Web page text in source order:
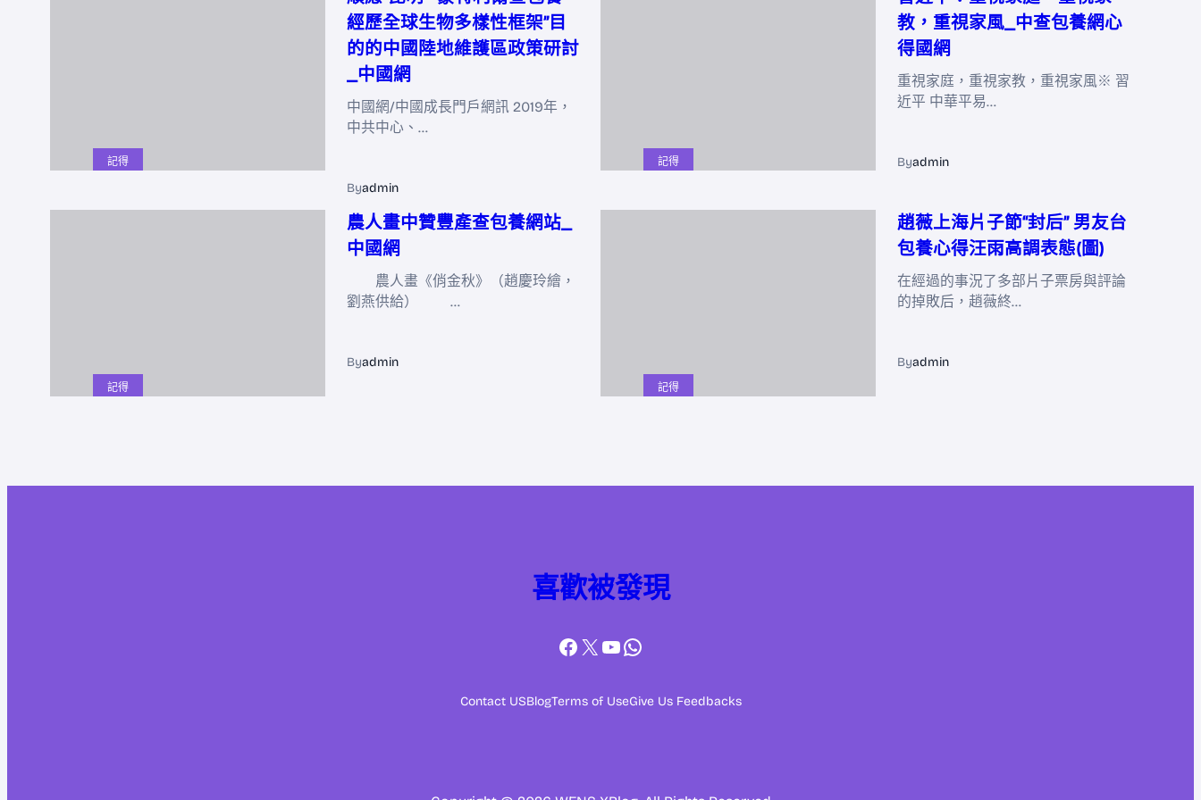
記得
經歷全球生物多樣性框架”目
的的中國陸地維護區政策研討
_中國網
中國網/中國成長門戶網訊 2019年，
中共中心、…
Byadmin
記得
教，重視家風_中查包養網心
得國網
重視家庭，重視家教，重視家風※ 習
近平 中華平易…
Byadmin
記得
農人畫中贊豐產查包養網站_
中國網
農人畫《俏金秋》（趙慶玲繪，
劉燕供給） …
Byadmin
記得
趙薇上海片子節“封后” 男友台
包養心得汪雨高調表態(圖)
在經過的事況了多部片子票房與評論
的掉敗后，趙薇終…
Byadmin
喜歡被發現
Facebook
X YouTube
WhatsApp
Contact USBlogTerms of UseGive Us Feedbacks